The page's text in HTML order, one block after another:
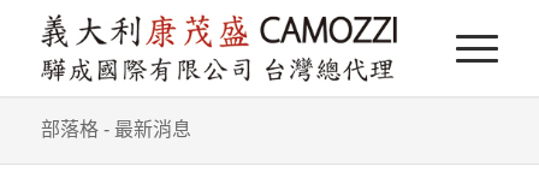
部落格 - 最新消息